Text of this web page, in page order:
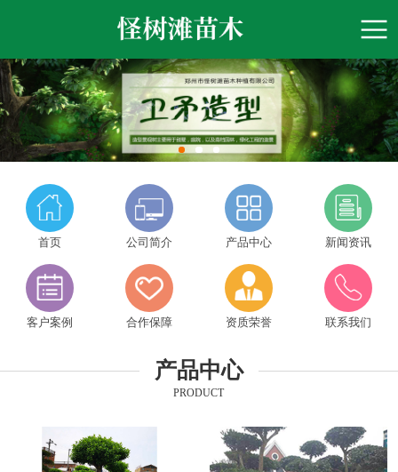
首页 公司简介 产品中心 新闻资讯
客户案例 合作保障 资质荣誉 联系我们
产品中心
PRODUCT